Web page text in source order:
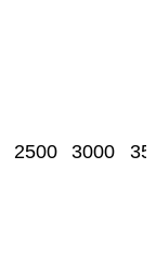
2500 3000